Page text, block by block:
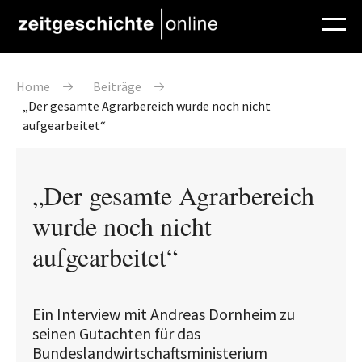
Pfadnavigation
Home
Beiträge
„Der gesamte Agrarbereich wurde noch nicht
aufgearbeitet“
„Der gesamte Agrarbereich
wurde noch nicht
aufgearbeitet“
Ein Interview mit Andreas Dornheim zu
seinen Gutachten für das
Bundeslandwirtschaftsministerium